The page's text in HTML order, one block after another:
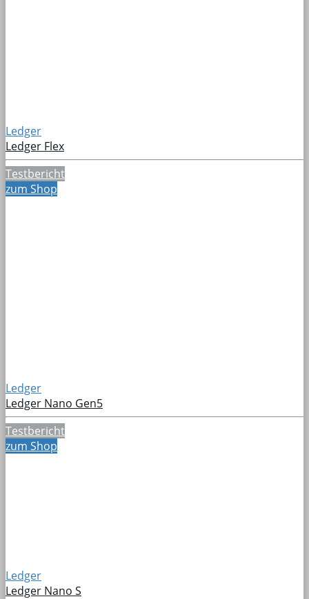
Ledger
Ledger Flex
Testbericht
zum Shop
Ledger
Ledger Nano Gen5
Testbericht
zum Shop
Ledger
Ledger Nano S